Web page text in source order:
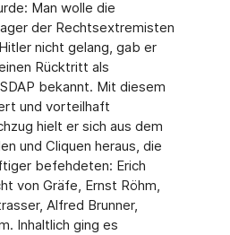
Man wolle die
der Rechtsextremisten
nicht gelang, gab er
Rücktritt als
bekannt. Mit diesem
und vorteilhaft
hielt er sich aus dem
und Cliquen heraus, die
befehdeten: Erich
von Gräfe, Ernst Röhm,
Alfred Brunner,
Inhaltlich ging es